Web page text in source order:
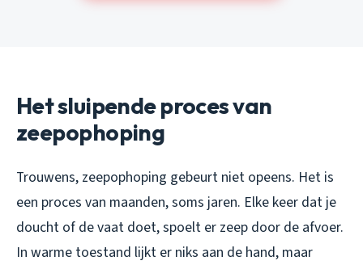
Het sluipende proces van
zeepophoping
Trouwens, zeepophoping gebeurt niet opeens. Het is
een proces van maanden, soms jaren. Elke keer dat je
doucht of de vaat doet, spoelt er zeep door de afvoer.
In warme toestand lijkt er niks aan de hand, maar